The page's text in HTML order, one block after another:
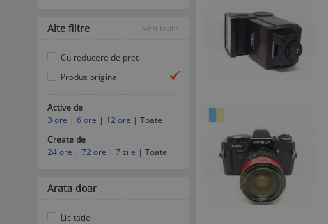
Alte filtre vezi toate
Cu reducere de pret
Produs original
Active de
3 ore | 6 ore | 12 ore | Toate
Create de
24 ore | 72 ore | 7 zile | Toate
Arata doar
Licitatie